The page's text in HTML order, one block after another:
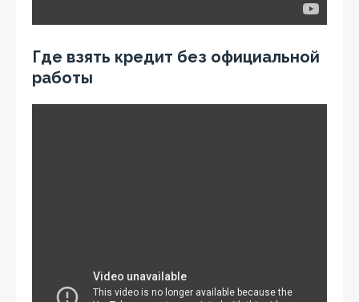
Где взять кредит без официальной
работы